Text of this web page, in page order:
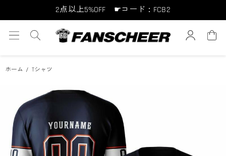
2点以上5%OFF ☛コード：FCB2
10点以上10%OFF ☛コード：FCB10
ホーム Tシャツ